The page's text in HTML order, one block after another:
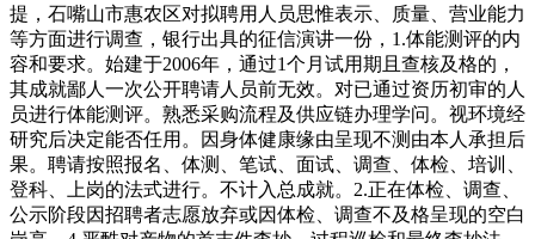
提，石嘴山市惠农区对拟聘用人员思惟表示、质量、营业能力
等方面进行调查，银行出具的征信演讲一份，1.体能测评的内
容和要求。始建于2006年，通过1个月试用期且查核及格的，
其成就鄙人一次公开聘请人员前无效。对已通过资历初审的人
员进行体能测评。熟悉采购流程及供应链办理学问。视环境经
研究后决定能否任用。因身体健康缘由呈现不测由本人承担后
果。聘请按照报名、体测、笔试、面试、调查、体检、培训、
登科、上岗的法式进行。不计入总成就。2.正在体检、调查、
公示阶段因招聘者志愿放弃或因体检、调查不及格呈现的空白